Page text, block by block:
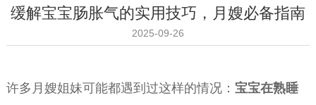
缓解宝宝肠胀气的实用技巧，月嫂必备指南
2025-09-26
许多月嫂姐妹可能都遇到过这样的情况： 宝宝在熟睡